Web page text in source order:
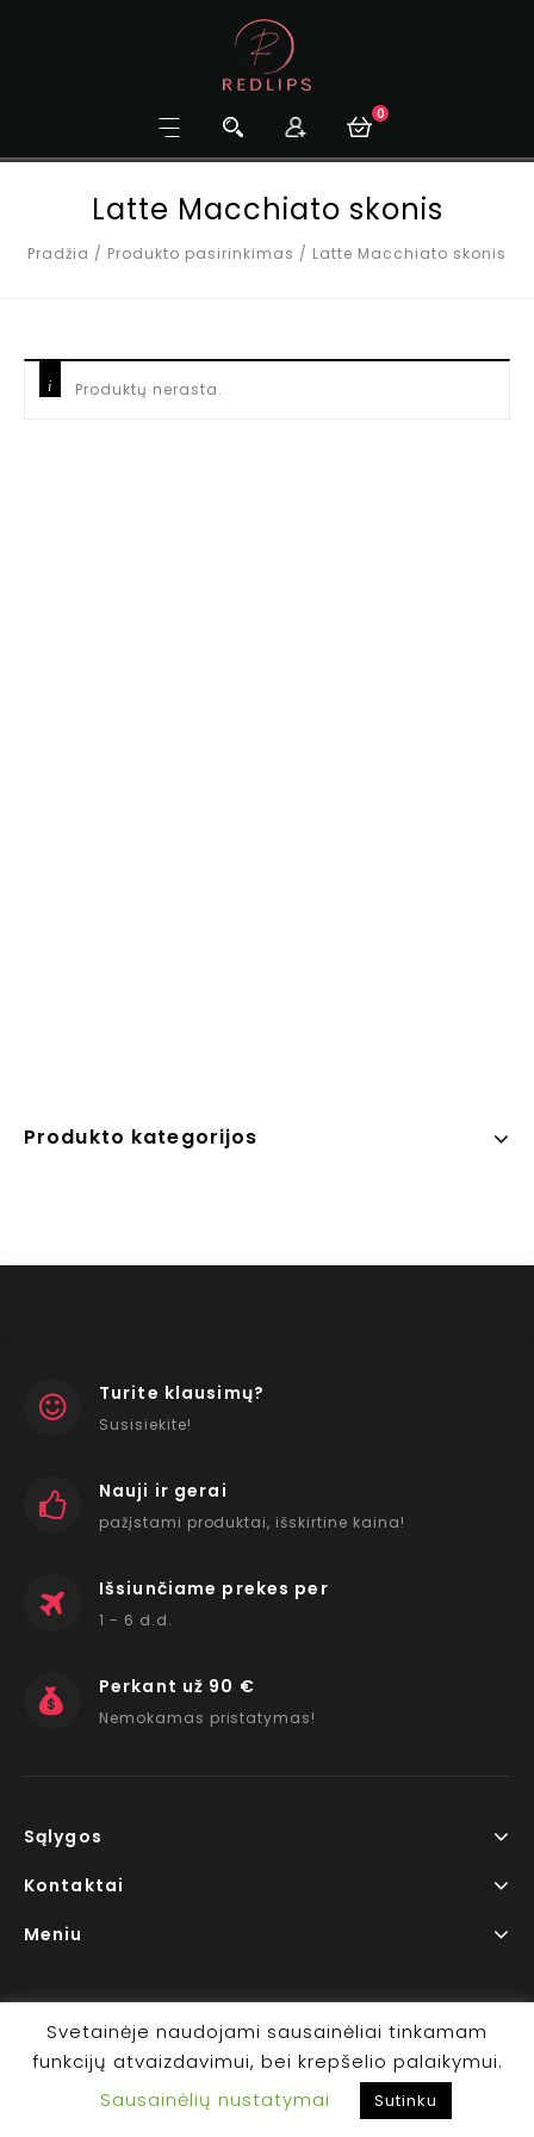
0
Latte Macchiato skonis
Pradžia / Produkto pasirinkimas / Latte Macchiato skonis
Produktų nerasta.
Produkto kategorijos
Turite klausimų?
Susisiekite!
Nauji ir gerai
pažįstami produktai, išskirtine kaina!
Išsiunčiame prekes per
1 - 6 d.d.
Perkant už 90 €
Nemokamas pristatymas!
Sąlygos
Kontaktai
Meniu
Copyright © 2026 www.RedLips.lt Prekių išsiuntimas 1-6
d.d.
Svetainėje naudojami sausainėliai tinkamam
funkcijų atvaizdavimui, bei krepšelio palaikymui.
Sausainėlių nustatymai
Sutinku